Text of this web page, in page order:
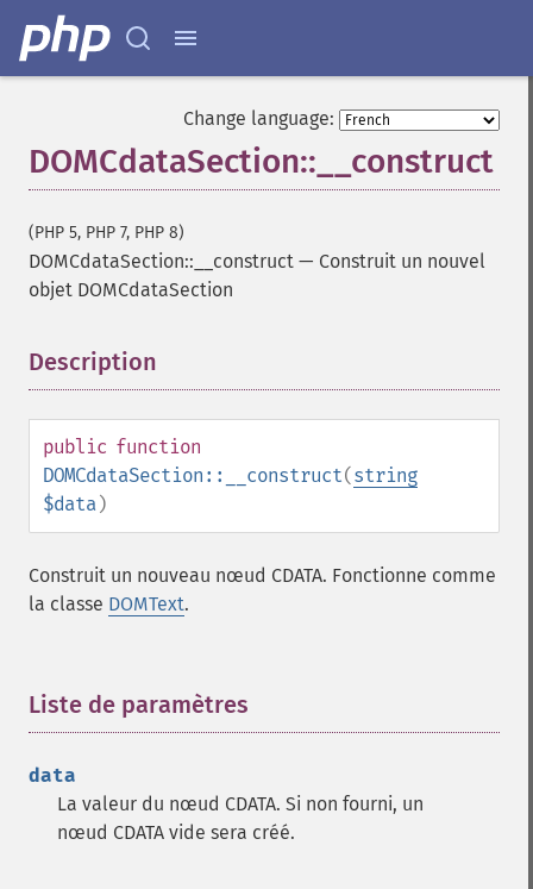
Change language:
DOMCdataSection::__construct
(PHP 5, PHP 7, PHP 8)
DOMCdataSection::__construct — Construit un nouvel
objet DOMCdataSection
Description
public function
DOMCdataSection::__construct(string
$data)
Construit un nouveau nœud CDATA. Fonctionne comme
la classe DOMText.
Liste de paramètres
data
La valeur du nœud CDATA. Si non fourni, un
nœud CDATA vide sera créé.